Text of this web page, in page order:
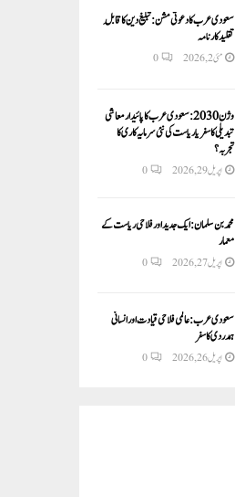
سعودی عرب کا دعوتی مشن: تبلیغ دین کا قابلِ
تقلید کارنامہ
مئی 2, 2026 0
وژن 2030:سعودی عرب کا پائیدار معاشی
تبدیلی کا سفر یا ریاست کی نئی سرمایہ کاری کا
تجربہ؟
اپریل 29, 2026 0
محمد بن سلمان: ایک جدید اور فلاحی ریاست کے
معمار
اپریل 27, 2026 0
سعودی عرب: عالمی فلاحی قیادت اور انسانی
ہمدردی کا سفر
اپریل 26, 2026 0